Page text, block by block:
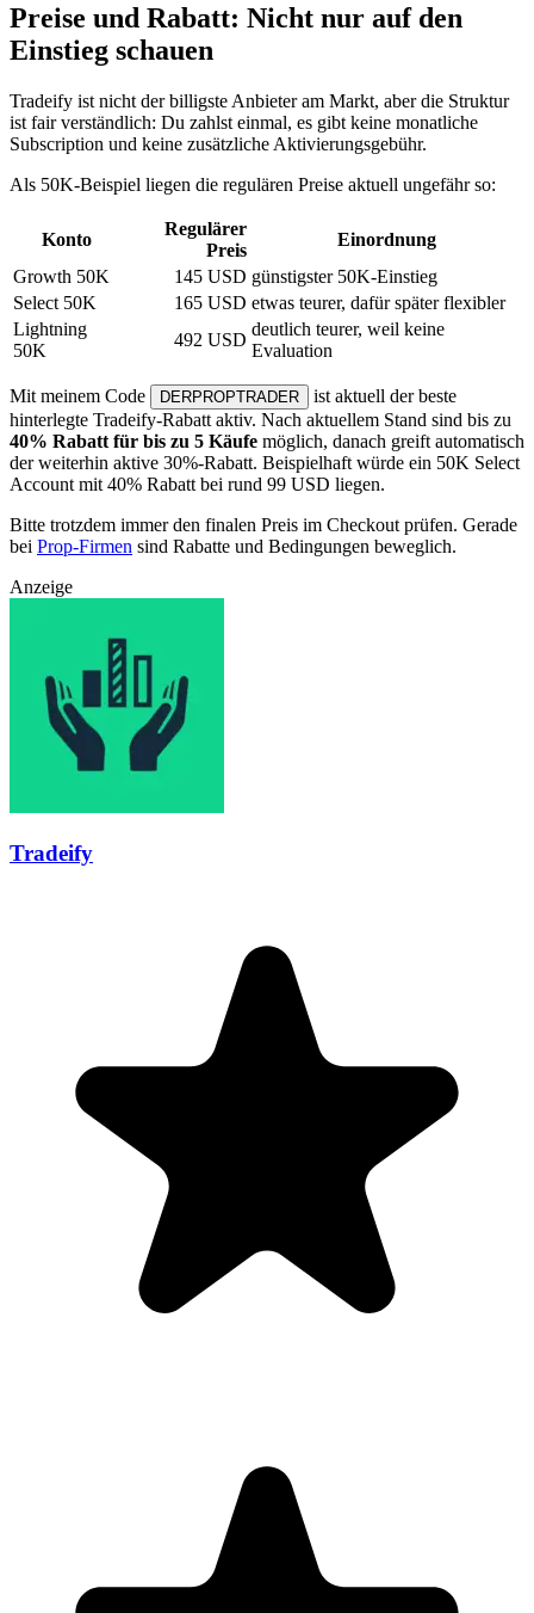
Preise und Rabatt: Nicht nur auf den
Einstieg schauen
Tradeify ist nicht der billigste Anbieter am Markt, aber die Struktur
ist fair verständlich: Du zahlst einmal, es gibt keine monatliche
Subscription und keine zusätzliche Aktivierungsgebühr.
Als 50K-Beispiel liegen die regulären Preise aktuell ungefähr so:
Konto
Regulärer
Preis
Einordnung
Growth 50K
145 USD günstigster 50K-Einstieg
Select 50K
165 USD etwas teurer, dafür später flexibler
Lightning
50K
492 USD
deutlich teurer, weil keine
Evaluation
Mit meinem Code DERPROPTRADER
ist aktuell der beste
hinterlegte Tradeify-Rabatt aktiv. Nach aktuellem Stand sind bis zu
40% Rabatt für bis zu 5 Käufe möglich, danach greift automatisch
der weiterhin aktive 30%-Rabatt. Beispielhaft würde ein 50K Select
Account mit 40% Rabatt bei rund 99 USD liegen.
Bitte trotzdem immer den finalen Preis im Checkout prüfen. Gerade
bei Prop-Firmen sind Rabatte und Bedingungen beweglich.
Anzeige
Tradeify